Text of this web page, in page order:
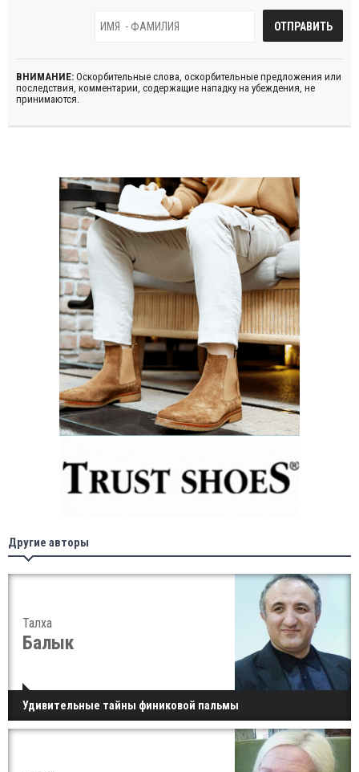
ВНИМАНИЕ: Оскорбительные слова, оскорбительные предложения или
последствия, комментарии, содержащие нападку на убеждения, не
принимаются.
Другие авторы
Талха
Балык
Удивительные тайны финиковой пальмы